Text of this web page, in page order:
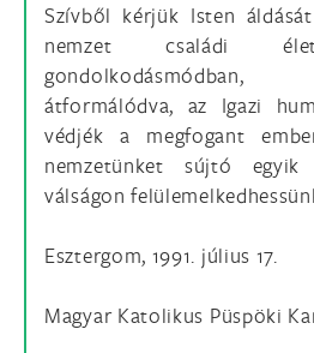
Szívből kérjük Isten
nemzet családi
gondolkodásmódban,
átformálódva, az Igazi
védjék a megfogant
nemzetünket sújtó egyik
válságon
Esztergom, 1991. július 17.
Magyar Katolikus Püspöki